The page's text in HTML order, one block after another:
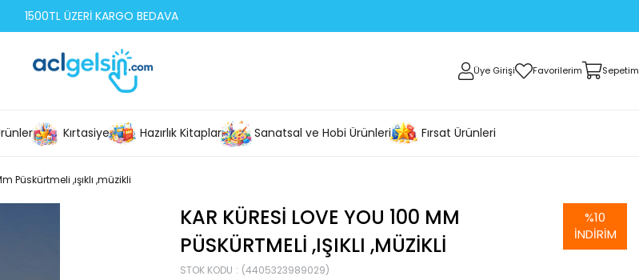
1500TL ÜZERİ KARGO BEDAVA
Üye Girişi Favorilerim Sepetim
Kırtasiye Hazırlık Kitapları Sanatsal ve Hobi Ürünleri Fırsat Ürünleri
Püskürtmeli ,ışıklı ,müzikli
KAR KÜRESI LOVE YOU 100 MM
PÜSKÜRTMELI ,IŞIKLI ,MÜZIKLI
STOK KODU
(4405323989029)
%10
İNDIRIM